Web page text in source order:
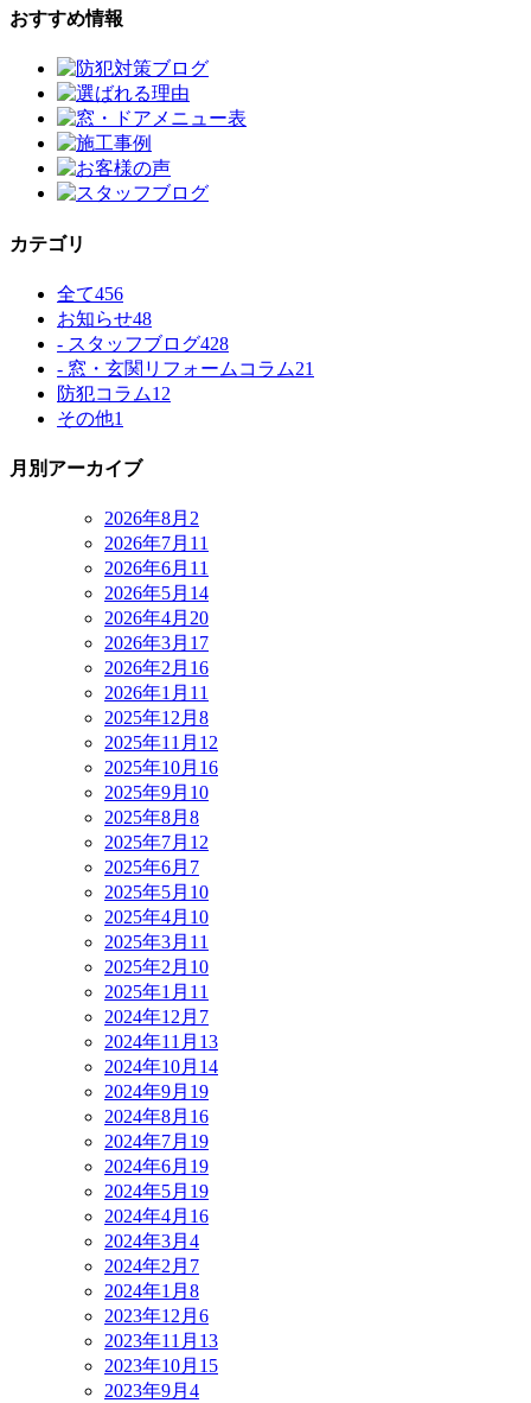
おすすめ情報
カテゴリ
全て456
お知らせ48
- スタッフブログ428
- 窓・玄関リフォームコラム21
防犯コラム12
その他1
月別アーカイブ
2026年8月 2
2026年7月 11
2026年6月 11
2026年5月 14
2026年4月 20
2026年3月 17
2026年2月 16
2026年1月 11
2025年12月 8
2025年11月 12
2025年10月 16
2025年9月 10
2025年8月 8
2025年7月 12
2025年6月 7
2025年5月 10
2025年4月 10
2025年3月 11
2025年2月 10
2025年1月 11
2024年12月 7
2024年11月 13
2024年10月 14
2024年9月 19
2024年8月 16
2024年7月 19
2024年6月 19
2024年5月 19
2024年4月 16
2024年3月 4
2024年2月 7
2024年1月 8
2023年12月 6
2023年11月 13
2023年10月 15
2023年9月 4